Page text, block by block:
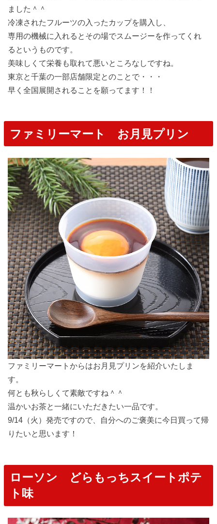
ました＾＾
冷凍されたフルーツの入ったカップを購入し、
専用の機械に入れるとその場でスムージーを作ってくれ
るというものです。
美味しくて栄養も取れて悪いところなしですね。
東京と千葉の一部店舗限定とのことで・・・
早く全国展開されることを願ってます！！
ファミリーマート お月見プリン
ファミリーマートからはお月見プリンを紹介いたしま
す。
何とも秋らしくて素敵ですね＾＾
温かいお茶と一緒にいただきたい一品です。
9/14（火）発売ですので、自分へのご褒美に今日買って帰
りたいと思います！
ローソン どらもっちスイートポテ
ト味